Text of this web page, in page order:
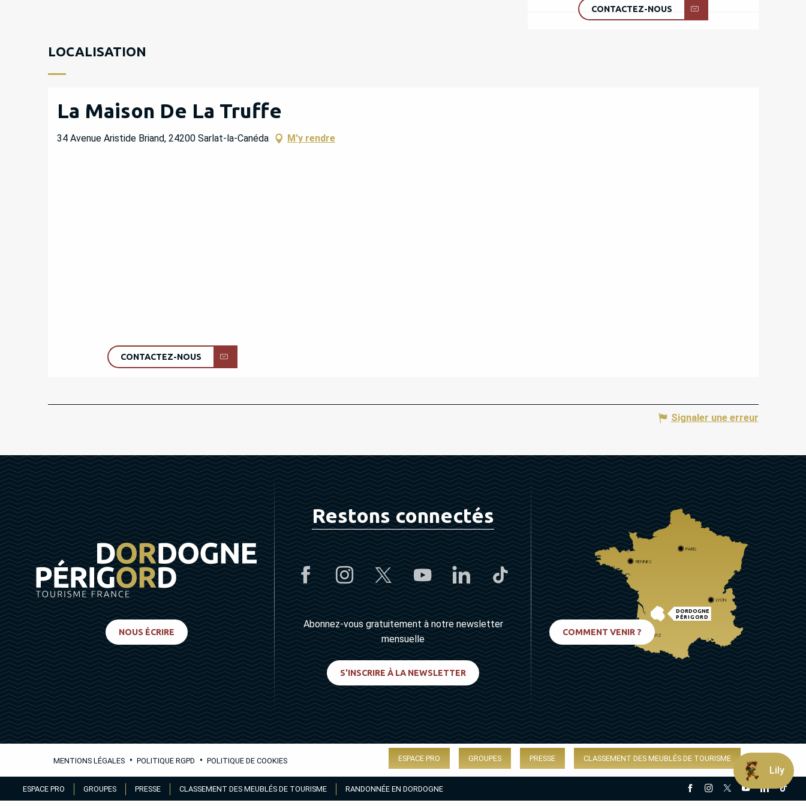
au
ESPACE PRO GROUPES PRESSE CLASSEMENT DES MEUBLÉS DE TOURISME RANDONNÉE EN DORDOGNE
CONTACTEZ-NOUS
LOCALISATION
La Maison De La Truffe
34 Avenue Aristide Briand, 24200 Sarlat-la-Canéda M'y rendre
CONTACTEZ-NOUS
Signaler une erreur
NOUS ÉCRIRE
Restons connectés
Abonnez-vous gratuitement à notre newsletter
mensuelle
S'INSCRIRE À LA NEWSLETTER
DORDOGNE
PÉRIGORD
PARIS
RENNES
LYON
BIARRITZ
COMMENT VENIR ?
MENTIONS LÉGALES • POLITIQUE RGPD • POLITIQUE DE COOKIES ESPACE PRO GROUPES PRESSE CLASSEMENT DES MEUBLÉS DE TOURISME
Lily